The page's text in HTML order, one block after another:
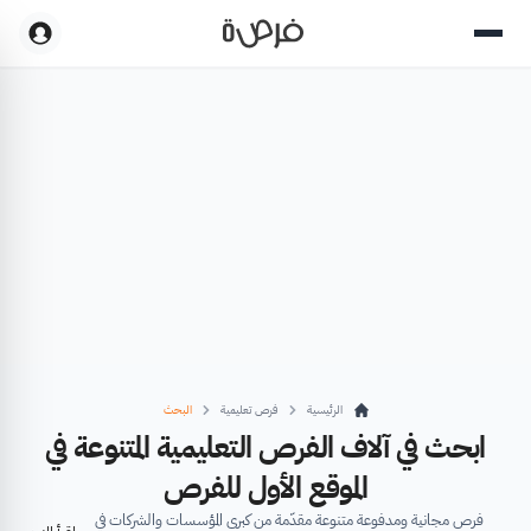
الرئيسية فرص تعليمية البحث
ابحث في آلاف الفرص التعليمية المتنوعة في
الموقع الأول للفرص
فرص مجانية ومدفوعة متنوعة مقدّمة من كبرى المؤسسات والشركات في